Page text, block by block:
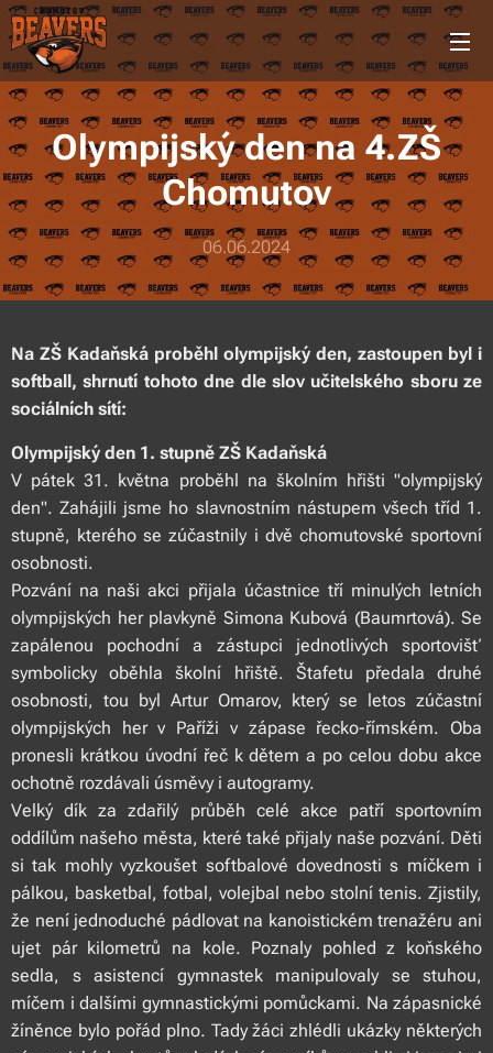
Olympijský den na 4.ZŠ
Chomutov
06.06.2024
Na ZŠ Kadaňská proběhl olympijský den, zastoupen byl i
softball, shrnutí tohoto dne dle slov učitelského sboru ze
sociálních sítí:
Olympijský den 1. stupně ZŠ Kadaňská
V pátek 31. května proběhl na školním hřišti "olympijský
den". Zahájili jsme ho slavnostním nástupem všech tříd 1.
stupně, kterého se zúčastnily i dvě chomutovské sportovní
osobnosti.
Pozvání na naši akci přijala účastnice tří minulých letních
olympijských her plavkyně Simona Kubová (Baumrtová). Se
zapálenou pochodní a zástupci jednotlivých sportovišť
symbolicky oběhla školní hřiště. Štafetu předala druhé
osobnosti, tou byl Artur Omarov, který se letos zúčastní
olympijských her v Paříži v zápase řecko-římském. Oba
pronesli krátkou úvodní řeč k dětem a po celou dobu akce
ochotně rozdávali úsměvy i autogramy.
Velký dík za zdařilý průběh celé akce patří sportovním
oddílům našeho města, které také přijaly naše pozvání. Děti
si tak mohly vyzkoušet softbalové dovednosti s míčkem i
pálkou, basketbal, fotbal, volejbal nebo stolní tenis. Zjistily,
že není jednoduché pádlovat na kanoistickém trenažéru ani
ujet pár kilometrů na kole. Poznaly pohled z koňského
sedla, s asistencí gymnastek manipulovaly se stuhou,
míčem i dalšími gymnastickými pomůckami. Na zápasnické
žíněnce bylo pořád plno. Tady žáci zhlédli ukázky některých